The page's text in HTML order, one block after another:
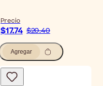
Precio
$17.74 $20.40
Agregar